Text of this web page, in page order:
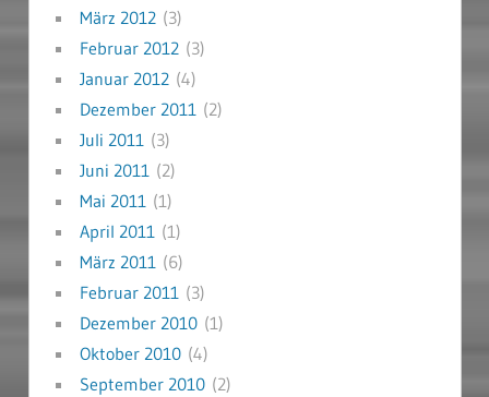
März 2012(3)
Februar 2012(3)
Januar 2012(4)
Dezember 2011(2)
Juli 2011(3)
Juni 2011(2)
Mai 2011(1)
April 2011(1)
März 2011(6)
Februar 2011(3)
Dezember 2010(1)
Oktober 2010(4)
September 2010(2)